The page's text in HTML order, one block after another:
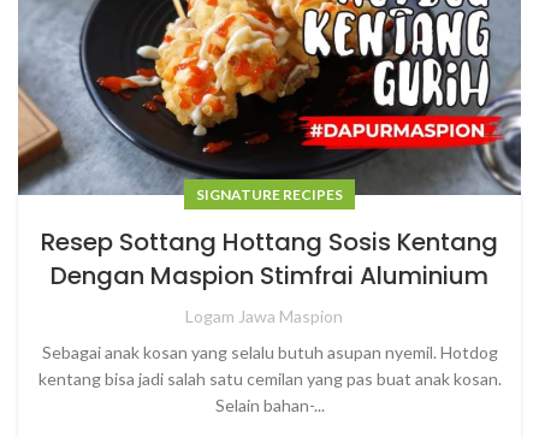
SIGNATURE RECIPES
Resep Sottang Hottang Sosis Kentang
Dengan Maspion Stimfrai Aluminium
Logam Jawa Maspion
Sebagai anak kosan yang selalu butuh asupan nyemil. Hotdog
kentang bisa jadi salah satu cemilan yang pas buat anak kosan.
Selain bahan-...